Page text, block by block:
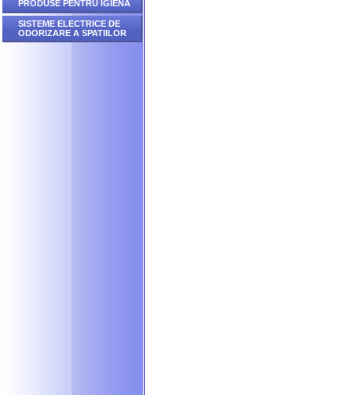
PRODUSE PENTRU IGIENA
SISTEME ELECTRICE DE
ODORIZARE A SPATIILOR